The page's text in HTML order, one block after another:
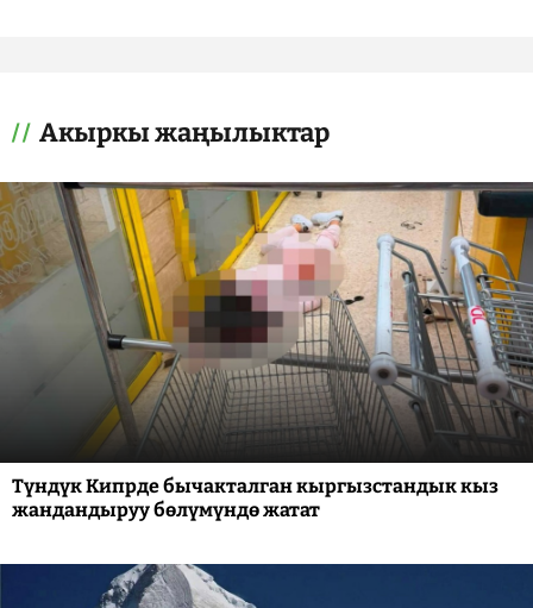
Акыркы жаңылыктар
Түндүк Кипрде бычакталган кыргызстандык кыз
жандандыруу бөлүмүндө жатат